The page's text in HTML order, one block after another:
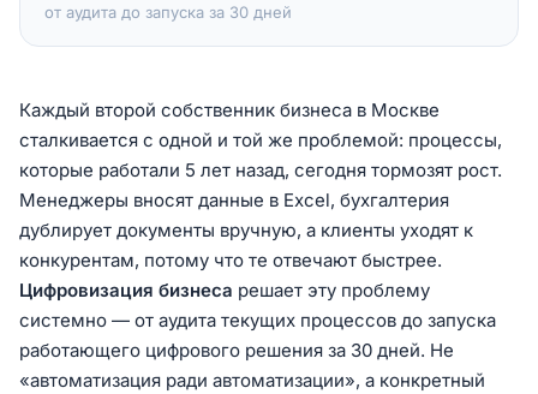
от аудита до запуска за 30 дней
Каждый второй собственник бизнеса в Москве
сталкивается с одной и той же проблемой: процессы,
которые работали 5 лет назад, сегодня тормозят рост.
Менеджеры вносят данные в Excel, бухгалтерия
дублирует документы вручную, а клиенты уходят к
конкурентам, потому что те отвечают быстрее.
Цифровизация бизнеса решает эту проблему
системно — от аудита текущих процессов до запуска
работающего цифрового решения за 30 дней. Не
«автоматизация ради автоматизации», а конкретный